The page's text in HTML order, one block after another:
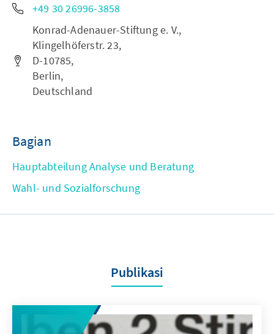
+49 30 26996-3858
Konrad-Adenauer-Stiftung e. V.,
Klingelhöferstr. 23,
D-10785,
Berlin,
Deutschland
Bagian
Hauptabteilung Analyse und Beratung
Wahl- und Sozialforschung
Publikasi